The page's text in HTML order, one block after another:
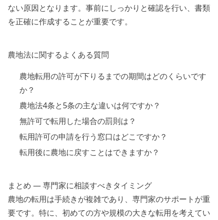
ない原因となります。事前にしっかりと確認を行い、書類
を正確に作成することが重要です。
農地法に関するよくある質問
農地転用の許可が下りるまでの期間はどのくらいです
か？
農地法4条と5条の主な違いは何ですか？
無許可で転用した場合の罰則は？
転用許可の申請を行う窓口はどこですか？
転用後に農地に戻すことはできますか？
まとめ — 専門家に相談すべきタイミング
農地の転用は手続きが複雑であり、専門家のサポートが重
要です。特に、初めての方や規模の大きな転用を考えてい